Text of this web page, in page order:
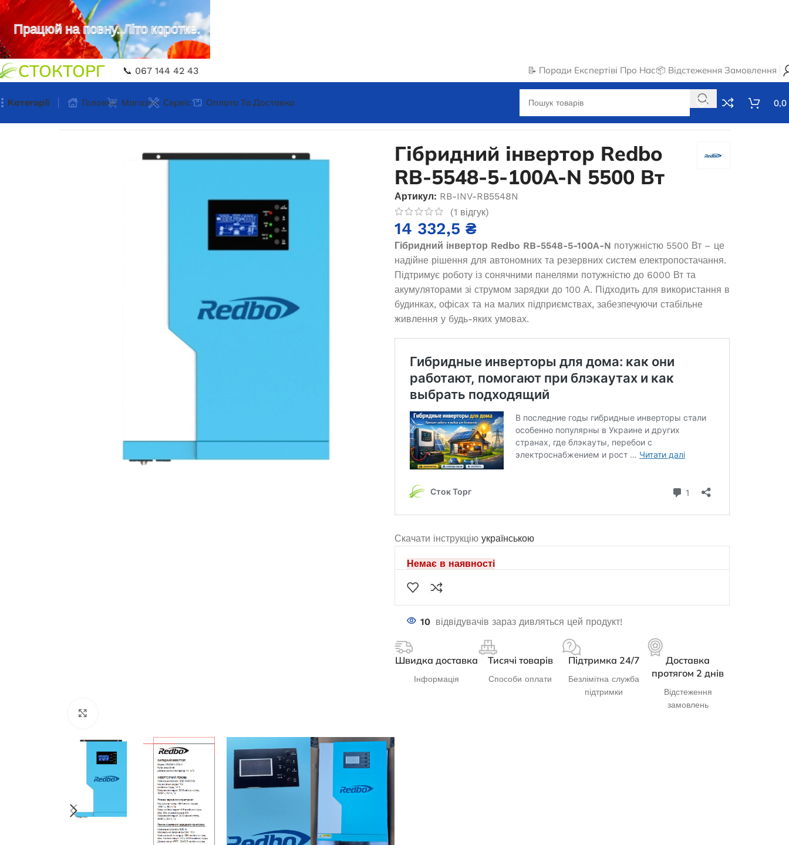
СТОКТОРГ 📞 067 144 42 43 📝 Поради Експертівℹ️ Про Нас📦 Відстеження Замовлення
Категорії
В наявності
ДОДАТИ В КОШИК
Під замовлення
750 750,1₴
ДОДАТИ В КОШИК
Генератор бензиновий EDON PT-
Головна Магазин Сервіс Оплата Та Доставка 0,0
Гібридний інвертор Redbo
RB-5548-5-100A-N 5500 Вт
Артикул: RB-INV-RB5548N
(1 відгук)
14 332,5 ₴
Гібридний інвертор Redbo RB-5548-5-100A-N потужністю 5500 Вт – це
надійне рішення для автономних та резервних систем електропостачання.
Підтримує роботу із сонячними панелями потужністю до 6000 Вт та
акумуляторами зі струмом зарядки до 100 А. Підходить для використання в
будинках, офісах та на малих підприємствах, забезпечуючи стабільне
живлення у будь-яких умовах.
Скачати інструкцію українською
Немає в наявності
10 відвідувачів зараз дивляться цей продукт!
Швидка доставка
Інформація
Тисячі товарів
Способи оплати
Підтримка 24/7
Безлімітна служба
підтримки
Доставка
протягом 2 днів
Відстеження
замовлень
Працюй на повну. Літо коротке.